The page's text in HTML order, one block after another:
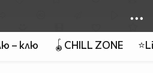
– клю 🪀CHILL ZONE